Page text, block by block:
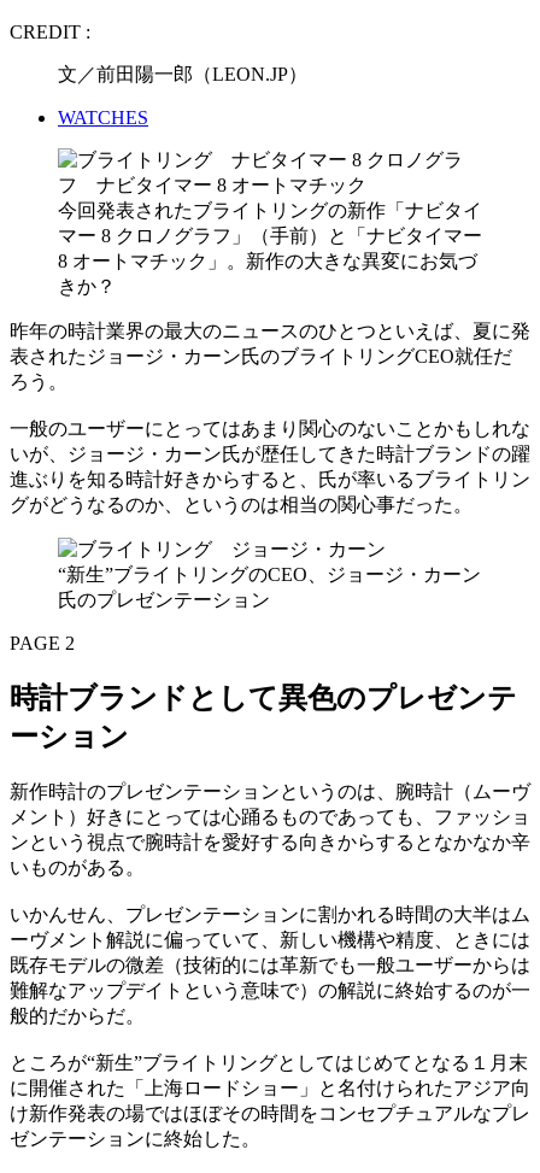
CREDIT :
文／前田陽一郎（LEON.JP）
WATCHES
今回発表されたブライトリングの新作「ナビタイ
マー 8 クロノグラフ」（手前）と「ナビタイマー
8 オートマチック」。新作の大きな異変にお気づ
きか？
昨年の時計業界の最大のニュースのひとつといえば、夏に発
表されたジョージ・カーン氏のブライトリングCEO就任だ
ろう。
一般のユーザーにとってはあまり関心のないことかもしれな
いが、ジョージ・カーン氏が歴任してきた時計ブランドの躍
進ぶりを知る時計好きからすると、氏が率いるブライトリン
グがどうなるのか、というのは相当の関心事だった。
“新生”ブライトリングのCEO、ジョージ・カーン
氏のプレゼンテーション
PAGE 2
時計ブランドとして異色のプレゼンテ
ーション
新作時計のプレゼンテーションというのは、腕時計（ムーヴ
メント）好きにとっては心踊るものであっても、ファッショ
ンという視点で腕時計を愛好する向きからするとなかなか辛
いものがある。
いかんせん、プレゼンテーションに割かれる時間の大半はム
ーヴメント解説に偏っていて、新しい機構や精度、ときには
既存モデルの微差（技術的には革新でも一般ユーザーからは
難解なアップデイトという意味で）の解説に終始するのが一
般的だからだ。
ところが“新生”ブライトリングとしてはじめてとなる１月末
に開催された「上海ロードショー」と名付けられたアジア向
け新作発表の場ではほぼその時間をコンセプチュアルなプレ
ゼンテーションに終始した。